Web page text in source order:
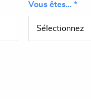
Vous êtes... *